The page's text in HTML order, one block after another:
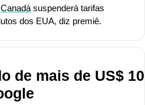
Canadá suspenderá tarifas
dos EUA, diz premiê.
de mais de US$ 10